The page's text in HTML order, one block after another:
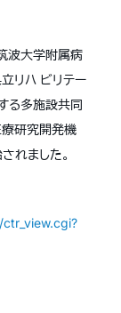
波大学附属病
リハ ビリテー
る多施設共同
研究開発機
れました。